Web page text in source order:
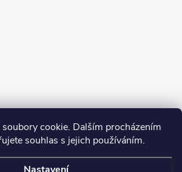
cookie. Dalším procházením
souhlas s jejich používáním.
na Instagramu